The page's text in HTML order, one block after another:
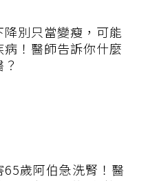
降別只當變瘦，可能
病！醫師告訴你什麼
65歲阿伯急洗腎！醫